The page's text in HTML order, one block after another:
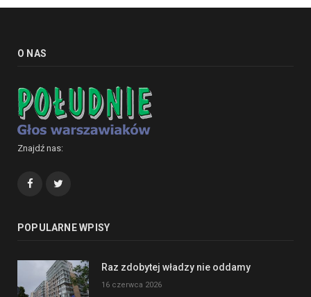
O NAS
Znajdź nas:
Facebook
POPULARNE WPISY
Raz zdobytej władzy nie oddamy
16 czerwca 2026